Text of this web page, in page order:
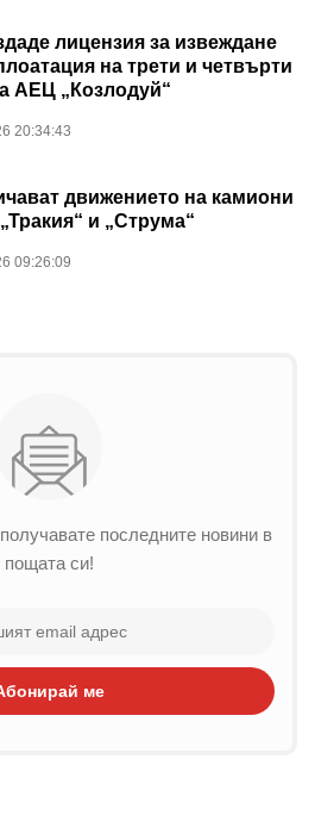
лицензия за извеждане
на трети и четвърти
АЕЦ „Козлодуй“
20:34:43
движението на камиони
и „Струма“
09:26:09
последните новини в
пощата си!
ме